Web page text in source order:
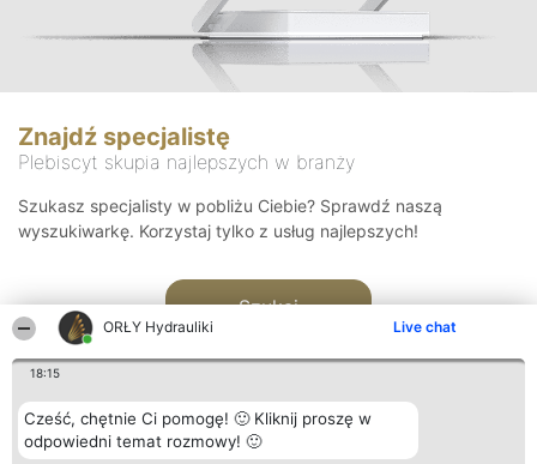
ORŁY Hydrauliki Live chat
18:15
Cześć, chętnie Ci pomogę! 🙂 Kliknij proszę w
odpowiedni temat rozmowy! 🙂
Znajdź specjalistę
Plebiscyt skupia najlepszych w branży
Szukasz specjalisty w pobliżu Ciebie? Sprawdź naszą
wyszukiwarkę. Korzystaj tylko z usług najlepszych!
Szukaj